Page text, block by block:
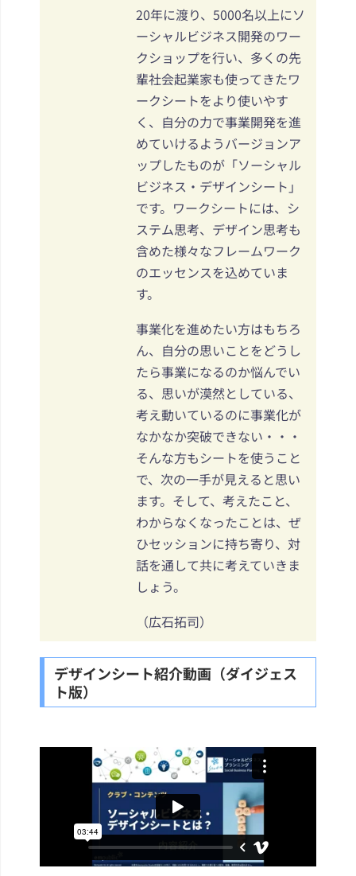
20年に渡り、5000名以上にソ
ーシャルビジネス開発のワー
クショップを行い、多くの先
輩社会起業家も使ってきたワ
ークシートをより使いやす
く、自分の力で事業開発を進
めていけるようバージョンア
ップしたものが「ソーシャル
ビジネス・デザインシート」
です。ワークシートには、シ
ステム思考、デザイン思考も
含めた様々なフレームワーク
のエッセンスを込めていま
す。
事業化を進めたい方はもちろ
ん、自分の思いことをどうし
たら事業になるのか悩んでい
る、思いが漠然としている、
考え動いているのに事業化が
なかなか突破できない・・・
そんな方もシートを使うこと
で、次の一手が見えると思い
ます。そして、考えたこと、
わからなくなったことは、ぜ
ひセッションに持ち寄り、対
話を通して共に考えていきま
しょう。
（広石拓司）
デザインシート紹介動画（ダイジェス
ト版）